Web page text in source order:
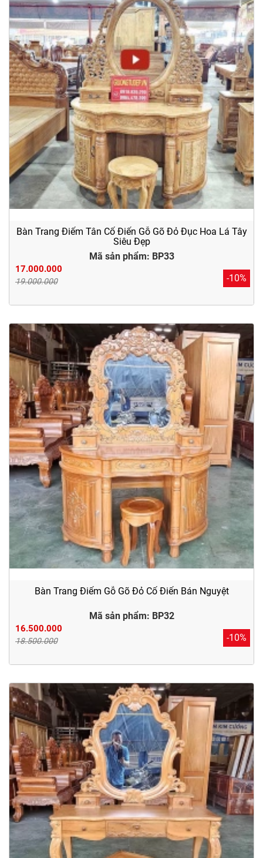
Bàn Trang Điểm Tân Cổ Điển Gỗ Gõ Đỏ Đục Hoa Lá Tây
Siêu Đẹp
Mã sản phẩm: BP33
17.000.000
19.000.000 -10%
Bàn Trang Điểm Gỗ Gõ Đỏ Cổ Điển Bán Nguyệt
Mã sản phẩm: BP32
16.500.000
18.500.000 -10%